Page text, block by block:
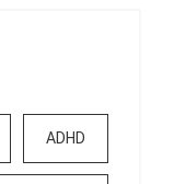
ADHD